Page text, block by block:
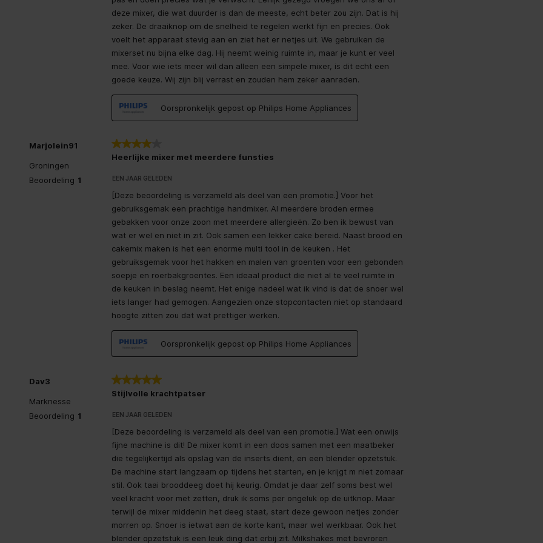
Inhoud van de verpakking
Deeghaken
500 W
AC-ingangsfrequentie 50-60 Hz
AC-ingangsspanning 220-240 V
Materiaal kommen
deze mixer, die wat duurder is dan de meeste, echt beter zou zijn. Dat is hij
zeker. De draaiknop om de snelheid te regelen werkt fijn en precies. Ook
voelt het apparaat stevig aan en ziet het er netjes uit. We gebruiken de
mixerset nu bijna elke dag. Hij neemt weinig ruimte in, maar je kunt er veel
mee. Voor wie iets meer wil dan alleen een simpele mixer, is dit echt een
goede keuze. Wij zijn blij verrast en zouden hem zeker aanraden.
Oorspronkelijk gepost op Philips Home Appliances
Marjolein91
Groningen
Beoordeling 1
4 van 5 sterren.
Heerlijke mixer met meerdere funsties
EEN JAAR GELEDEN
[Deze beoordeling is verzameld als deel van een promotie.] Voor het
gebruiksgemak een prachtige handmixer. Al meerdere broden ermee
gebakken voor onze zoon met meerdere allergieën. Zo ben ik bewust van
wat er wel en niet in zit. Ook samen een lekker cake bereid. Naast brood en
cakemix maken is het een enorme multi tool in de keuken . Het
gebruiksgemak voor het hakken en malen van groenten voor een gebonden
soepje en roerbakgroentes. Een ideaal product die niet al te veel ruimte in
de keuken in beslag neemt. Het enige nadeel wat ik vind is dat de snoer wel
iets langer had gemogen. Aangezien onze stopcontacten niet op standaard
hoogte zitten zou dat wat prettiger werken.
Oorspronkelijk gepost op Philips Home Appliances
Dav3
Marknesse
Beoordeling 1
5 van 5 sterren.
Stijlvolle krachtpatser
EEN JAAR GELEDEN
[Deze beoordeling is verzameld als deel van een promotie.] Wat een onwijs
fijne machine is dit! De mixer komt in een doos samen met een maatbeker
die tegelijkertijd als opslag van de inserts dient, en een blender opzetstuk.
De machine start langzaam op tijdens het starten, en je krijgt m niet zomaar
stil. Ook taai brooddeeg doet hij keurig. Omdat je daar zelf soms best wel
veel kracht voor met zetten, druk ik soms per ongeluk op de uitknop. Maar
terwijl de mixer middenin het deeg staat, start deze gewoon netjes zonder
morren op. Snoer is ietwat aan de korte kant, maar wel werkbaar. Ook het
blender opzetstuk is een leuk ding dat erbij zit. Milkshakes met bevroren